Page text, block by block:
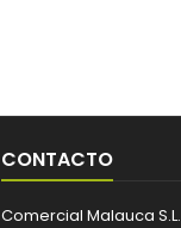
CONTACTO
Comercial Malauca S.L.